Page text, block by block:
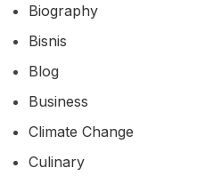
Biography
Bisnis
Blog
Business
Climate Change
Culinary